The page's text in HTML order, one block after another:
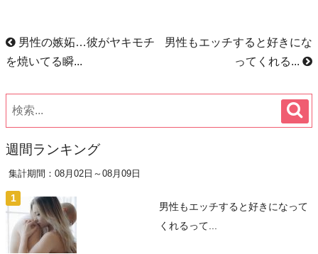
男性の嫉妬…彼がヤキモチ
を焼いてる瞬...
男性もエッチすると好きにな
ってくれる...
週間ランキング
集計期間：08月02日～08月09日
男性もエッチすると好きになって
くれるって...